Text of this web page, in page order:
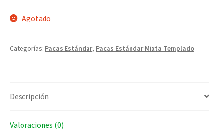
Agotado
Categorías: Pacas Estándar, Pacas Estándar Mixta Templado
Descripción
Valoraciones (0)